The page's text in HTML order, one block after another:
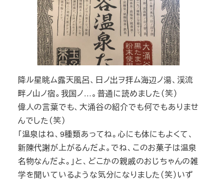
降ル星眺ム露天風呂、日ノ出ヲ拝ム海辺ノ湯、渓流
畔ノ山ノ宿。我国ノ…。普通に読めました（笑）
偉人の言葉でも、大涌谷の紹介でも何でもありませ
んでした（笑）
「温泉はね、9種類あってね。心にも体にもよくて、
新陳代謝が上がるんだよ。でね、このお菓子は温泉
名物なんだよ。」と、どこかの親戚のおじちゃんの雑
学を聞いているような気分になりました（笑）いず